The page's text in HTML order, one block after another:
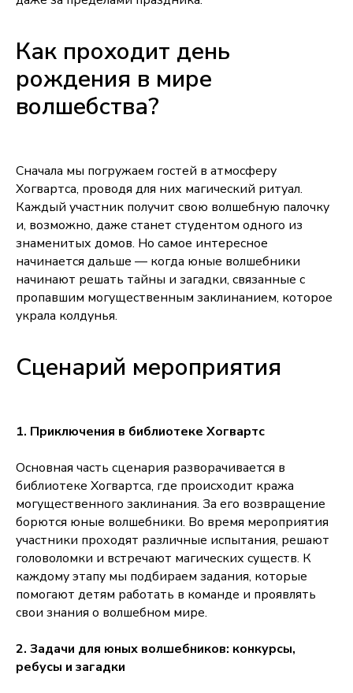
Как проходит день
рождения в мире
волшебства?
Сначала мы погружаем гостей в атмосферу
Хогвартса, проводя для них магический ритуал.
Каждый участник получит свою волшебную палочку
и, возможно, даже станет студентом одного из
знаменитых домов. Но самое интересное
начинается дальше — когда юные волшебники
начинают решать тайны и загадки, связанные с
пропавшим могущественным заклинанием, которое
украла колдунья.
Сценарий мероприятия
1. Приключения в библиотеке Хогвартс
Основная часть сценария разворачивается в
библиотеке Хогвартса, где происходит кража
могущественного заклинания. За его возвращение
борются юные волшебники. Во время мероприятия
участники проходят различные испытания, решают
головоломки и встречают магических существ. К
каждому этапу мы подбираем задания, которые
помогают детям работать в команде и проявлять
свои знания о волшебном мире.
2. Задачи для юных волшебников: конкурсы,
ребусы и загадки